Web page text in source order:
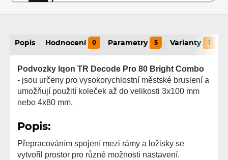
Popis Hodnocení 0 Parametry 5 Varianty 1
Podvozky Iqon TR Decode Pro 80 Bright Combo
- jsou určeny pro vysokorychlostní městské bruslení a
umožňují použití koleček až do velikosti 3x100 mm
nebo 4x80 mm.
Popis:
Přepracováním spojení mezi rámy a ložisky se
vytvořil prostor pro různé možnosti nastavení.